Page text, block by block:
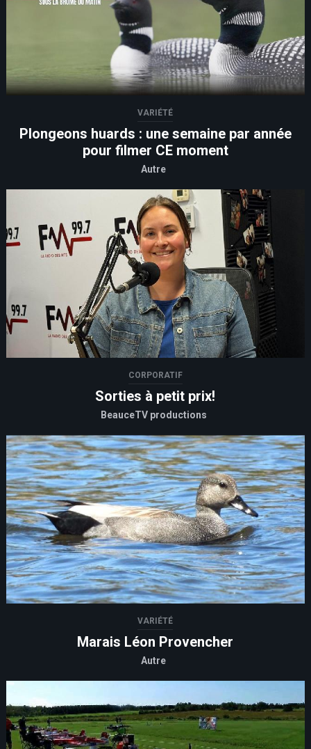
VARIÉTÉ
Plongeons huards : une semaine par année
pour filmer CE moment
Autre
CORPORATIF
Sorties à petit prix!
BeauceTV productions
VARIÉTÉ
Marais Léon Provencher
Autre